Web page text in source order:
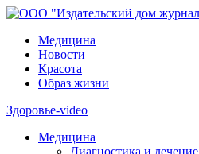
Медицина
Новости
Красота
Образ жизни
Здоровье-video
Медицина
Диагностика и лечение